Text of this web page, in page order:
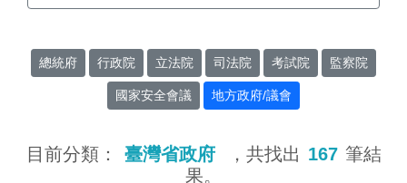
總統府 行政院 立法院 司法院 考試院 監察院
國家安全會議 地方政府/議會
目前分類： 臺灣省政府 ，共找出 167 筆結
果。